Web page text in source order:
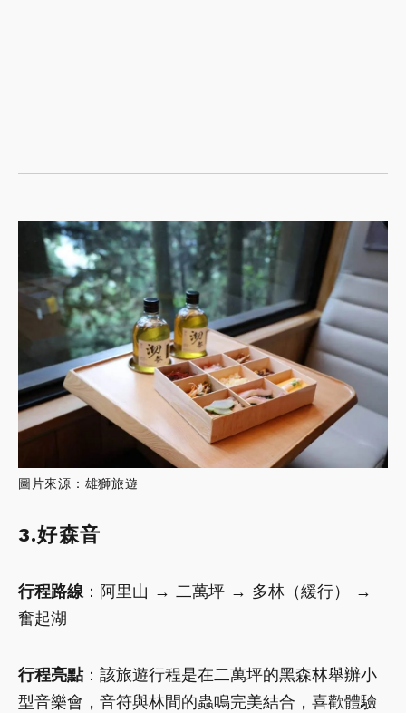
圖片來源：雄獅旅遊
3.好森音
行程路線：阿里山 → 二萬坪 → 多林（緩行） →
奮起湖
行程亮點：該旅遊行程是在二萬坪的黑森林舉辦小
型音樂會，音符與林間的蟲鳴完美結合，喜歡體驗